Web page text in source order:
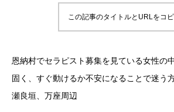
この記事のタイトルとURLをコ
恩納村でセラピスト募集を見ている女性の
固く、すぐ動けるか不安になることで迷う
瀬良垣、万座周辺